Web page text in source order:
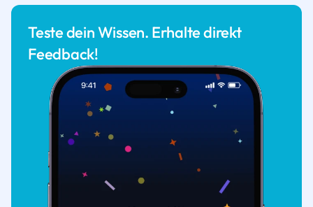
Teste dein Wissen. Erhalte direkt
Feedback!